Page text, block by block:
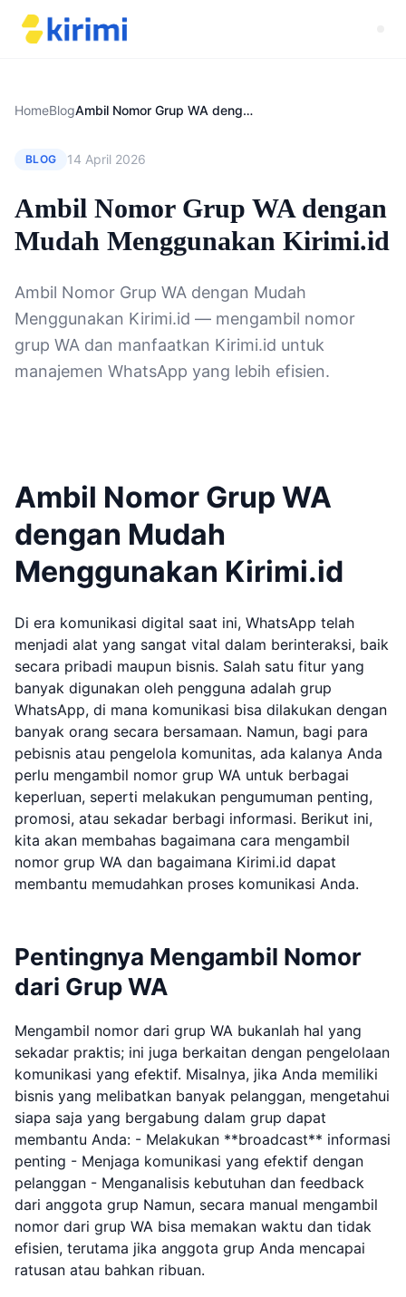
HomeBlog Ambil Nomor Grup WA dengan Mudah Menggunakan Kirimi.id
BLOG 14 April 2026
Ambil Nomor Grup WA dengan
Mudah Menggunakan Kirimi.id
Ambil Nomor Grup WA dengan Mudah
Menggunakan Kirimi.id — mengambil nomor
grup WA dan manfaatkan Kirimi.id untuk
manajemen WhatsApp yang lebih efisien.
Ambil Nomor Grup WA
dengan Mudah
Menggunakan Kirimi.id
Di era komunikasi digital saat ini, WhatsApp telah
menjadi alat yang sangat vital dalam berinteraksi, baik
secara pribadi maupun bisnis. Salah satu fitur yang
banyak digunakan oleh pengguna adalah grup
WhatsApp, di mana komunikasi bisa dilakukan dengan
banyak orang secara bersamaan. Namun, bagi para
pebisnis atau pengelola komunitas, ada kalanya Anda
perlu mengambil nomor grup WA untuk berbagai
keperluan, seperti melakukan pengumuman penting,
promosi, atau sekadar berbagi informasi. Berikut ini,
kita akan membahas bagaimana cara mengambil
nomor grup WA dan bagaimana Kirimi.id dapat
membantu memudahkan proses komunikasi Anda.
Pentingnya Mengambil Nomor
dari Grup WA
Mengambil nomor dari grup WA bukanlah hal yang
sekadar praktis; ini juga berkaitan dengan pengelolaan
komunikasi yang efektif. Misalnya, jika Anda memiliki
bisnis yang melibatkan banyak pelanggan, mengetahui
siapa saja yang bergabung dalam grup dapat
membantu Anda: - Melakukan **broadcast** informasi
penting - Menjaga komunikasi yang efektif dengan
pelanggan - Menganalisis kebutuhan dan feedback
dari anggota grup Namun, secara manual mengambil
nomor dari grup WA bisa memakan waktu dan tidak
efisien, terutama jika anggota grup Anda mencapai
ratusan atau bahkan ribuan.